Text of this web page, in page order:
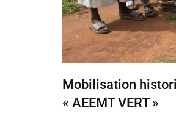
Mobilisation
« AEEMT VERT »